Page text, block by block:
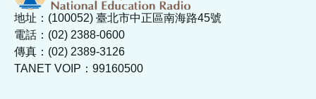
地址：(100052) 臺北市中正區南海路45號
電話：(02) 2388-0600
傳真：(02) 2389-3126
TANET VOIP：99160500